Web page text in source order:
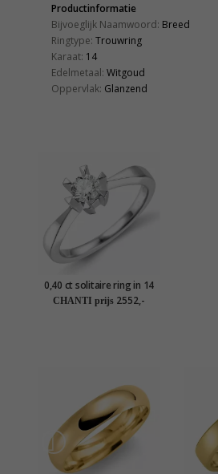
Productinformatie
Bijvoeglijk Naamwoord: Breed
Ringtype: Trouwring
Karaat: 14
Edelmetaal: Witgoud
Oppervlak: Glanzend
0,40 ct solitaire ring in 14
karaat witgoud
CHANTI prijs 2552,-